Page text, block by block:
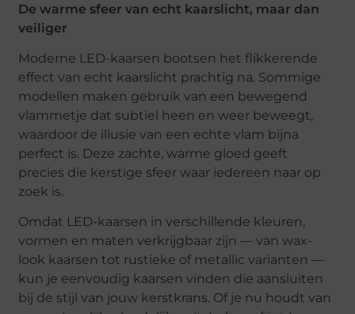
De warme sfeer van echt kaarslicht, maar dan
veiliger
Moderne LED-kaarsen bootsen het flikkerende
effect van echt kaarslicht prachtig na. Sommige
modellen maken gebruik van een bewegend
vlammetje dat subtiel heen en weer beweegt,
waardoor de illusie van een echte vlam bijna
perfect is. Deze zachte, warme gloed geeft
precies die kerstige sfeer waar iedereen naar op
zoek is.
Omdat LED-kaarsen in verschillende kleuren,
vormen en maten verkrijgbaar zijn — van wax-
look kaarsen tot rustieke of metallic varianten —
kun je eenvoudig kaarsen vinden die aansluiten
bij de stijl van jouw kerstkrans. Of je nu houdt van